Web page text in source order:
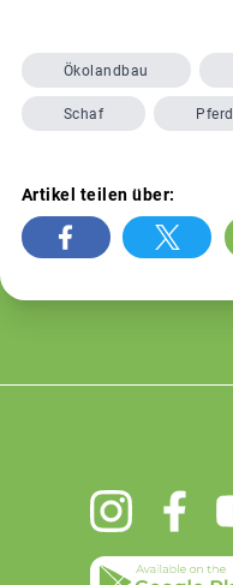
Ökolandbau
Schaf Pferd
Artikel teilen über: